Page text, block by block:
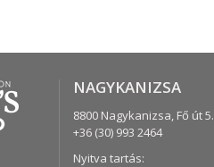
NAGYKANIZSA
8800 Nagykanizsa, Fő út 5.
+36 (30) 993 2464
Nyitva tartás: